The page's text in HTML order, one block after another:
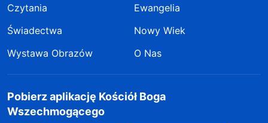
Czytania
Ewangelia
Świadectwa
Nowy Wiek
Wystawa Obrazów
O Nas
Pobierz aplikację Kościół Boga
Wszechmogącego